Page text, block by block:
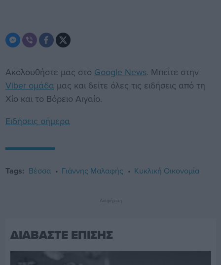
Ακολουθήστε μας στο Google News. Μπείτε στην
Viber ομάδα μας και δείτε όλες τις ειδήσεις από τη
Χίο και το Βόρειο Αιγαίο.
Ειδήσεις σήμερα
Tags: Βέσσα Γιάννης Μαλαφής Κυκλική Οικονομία
Διαφήμιση
ΔΙΑΒΑΣΤΕ ΕΠΙΣΗΣ